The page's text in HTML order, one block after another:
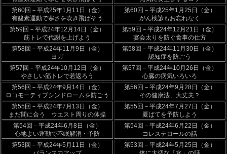
第60回－平成25年1月11日（金）
有酸素運動で寒さを吹き飛ばそう
第60回－平成25年1月25日（金）
がん検診もお忘れなく
第59回－平成24年12月14日（金）
筋トレで代謝を上げよう
第59回－平成24年12月21日（金）
宴会太りを防ぐ食事の仕方
第58回－平成24年11月9日（金）
ヨガ
第58回－平成24年11月30日（金）
認知症を防ごう
第57回－平成24年10月12日（金）
やさしい筋トレで若返ろう
第57回－平成24年10月26日（金）
心臓の病気いろいろ
第56回－平成24年9月14日（金）
ロコモーティブシンドロームを防ごう
第56回－平成24年9月28日（金）
その健康法、大丈夫？
第55回－平成24年7月13日（金）
まだ間に合う ウエスト周りの体操
第55回－平成24年7月27日（金）
夏ばてを予防しよう
第54回－平成24年6月8日（金）
心地よい運動で不眠解消・予防
第54回－平成24年6月22日（金）
コレステロールの話
第53回－平成24年5月11日（金）
第53回－平成24年5月25日（金）